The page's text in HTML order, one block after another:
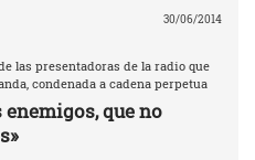
30/06/2014
las presentadoras de la radio que
condenada a cadena perpetua
enemigos, que no